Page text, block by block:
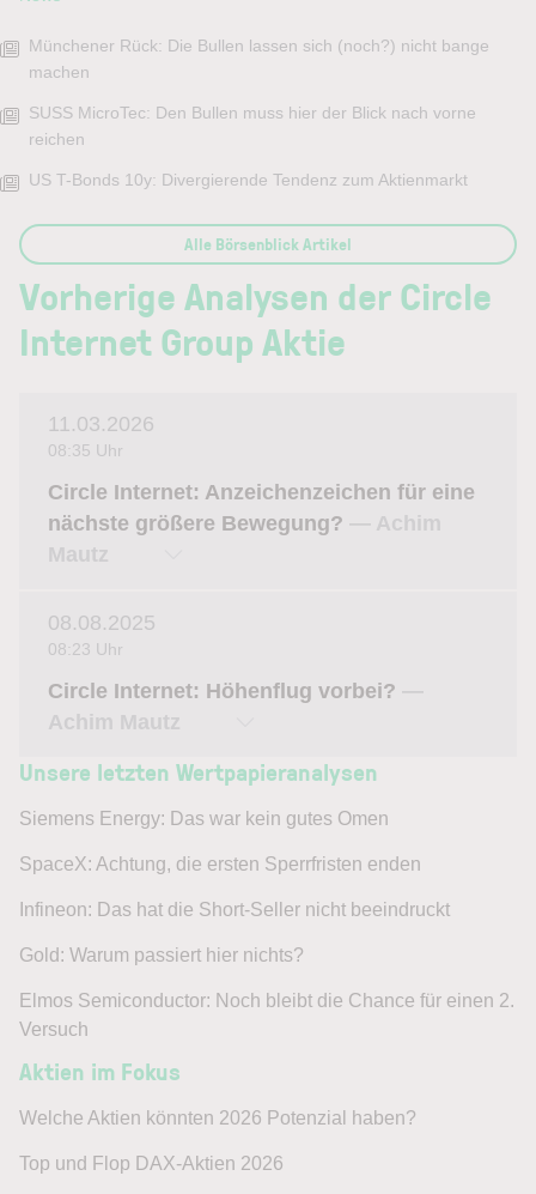
Münchener Rück: Die Bullen lassen sich (noch?) nicht bange
machen
SUSS MicroTec: Den Bullen muss hier der Blick nach vorne
reichen
US T-Bonds 10y: Divergierende Tendenz zum Aktienmarkt
Alle Börsenblick Artikel
Vorherige Analysen der Circle
Internet Group Aktie
11.03.2026
08:35 Uhr
Circle Internet: Anzeichenzeichen für eine
nächste größere Bewegung? — Achim
Mautz
08.08.2025
08:23 Uhr
Circle Internet: Höhenflug vorbei? —
Achim Mautz
Unsere letzten Wertpapieranalysen
Siemens Energy: Das war kein gutes Omen
SpaceX: Achtung, die ersten Sperrfristen enden
Infineon: Das hat die Short-Seller nicht beeindruckt
Gold: Warum passiert hier nichts?
Elmos Semiconductor: Noch bleibt die Chance für einen 2.
Versuch
Aktien im Fokus
Welche Aktien könnten 2026 Potenzial haben?
Top und Flop DAX-Aktien 2026